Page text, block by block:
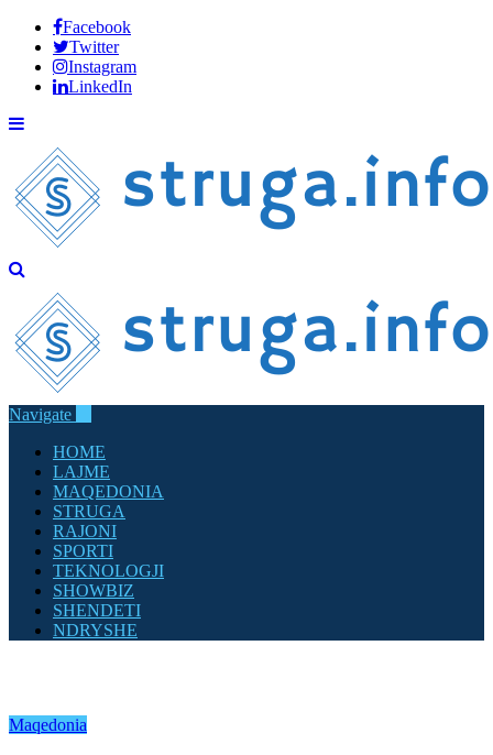
Facebook
Twitter
Instagram
LinkedIn
Navigate
HOME
LAJME
MAQEDONIA
STRUGA
RAJONI
SPORTI
TEKNOLOGJI
SHOWBIZ
SHENDETI
NDRYSHE
Maqedonia